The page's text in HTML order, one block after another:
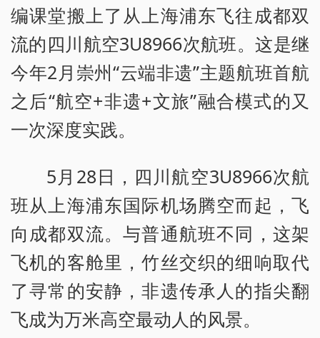
编课堂搬上了从上海浦东飞往成都双
流的四川航空3U8966次航班。这是继
今年2月崇州“云端非遗”主题航班首航
之后“航空+非遗+文旅”融合模式的又
一次深度实践。
5月28日，四川航空3U8966次航
班从上海浦东国际机场腾空而起，飞
向成都双流。与普通航班不同，这架
飞机的客舱里，竹丝交织的细响取代
了寻常的安静，非遗传承人的指尖翻
飞成为万米高空最动人的风景。